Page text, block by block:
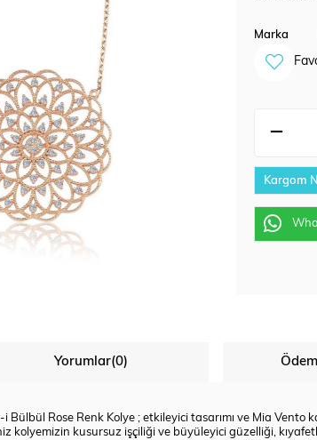
Marka
Kargom
Yorumlar(0)
i Bülbül Rose Renk Kolye ; etkileyici tasarımı ve Mia
kolyemizin kusursuz işçiliği ve büyüleyici güzelliği,